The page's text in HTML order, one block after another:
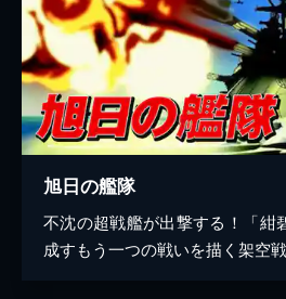
旭日の艦隊
不沈の超戦艦が出撃する！「紺
成すもう一つの戦いを描く架空